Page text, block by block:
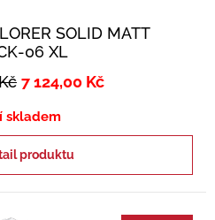
SOLID MATT
06 XL
7 124,00 Kč
skladem
produktu